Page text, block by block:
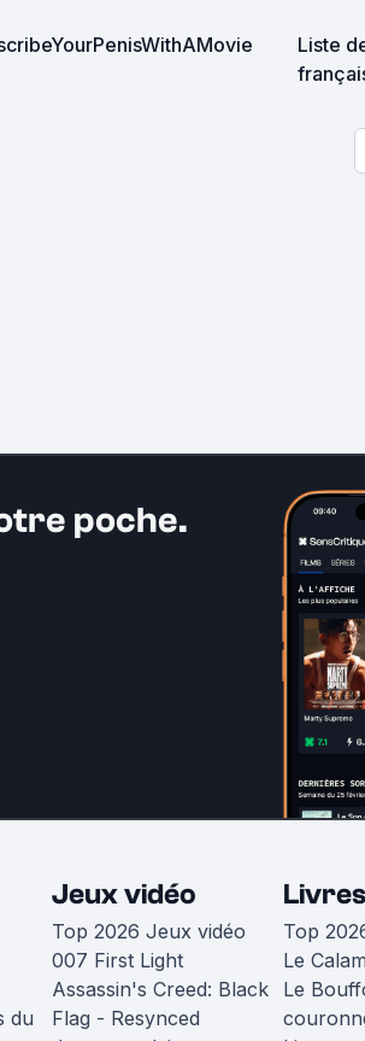
Liste
poche.
du
Jeux vidéo
Top 2026 Jeux vidéo
007 First Light
Assassin's Creed: Black
Flag - Resynced
Livres
Top
Le
Le